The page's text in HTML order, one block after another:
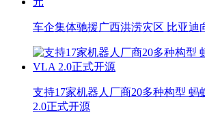
车企集体驰援广西洪涝灾区 比亚迪
支持17家机器人厂商20多种构型 蚂
2.0正式开源